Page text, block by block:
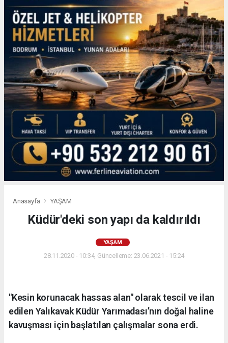
Anasayfa YAŞAM
Küdür'deki son yapı da kaldırıldı
YAŞAM
28.11.2020 - 10:34, Güncelleme: 23.06.2021 - 15:24
"Kesin korunacak hassas alan" olarak tescil ve ilan
edilen Yalıkavak Küdür Yarımadası’nın doğal haline
kavuşması için başlatılan çalışmalar sona erdi.